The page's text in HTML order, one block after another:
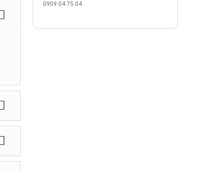
0909 04 75 04